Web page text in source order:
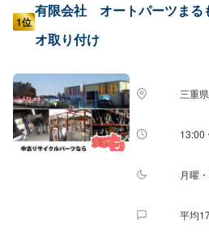
1位
有限会社 オートパーツまる
オ取り付け
三重
13:00
月曜
平均